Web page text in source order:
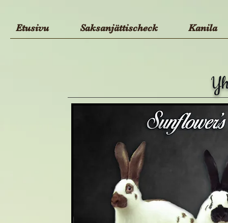
Etusivu Saksanjättischeck Kanila